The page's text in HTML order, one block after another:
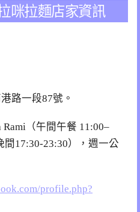
咪拉麵店家資訊
路一段87號。
（午間午餐 11:00–
17:30-23:30），週一公
profile.php?